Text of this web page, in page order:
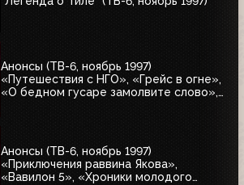
Анонсы (ТВ-6, ноябрь 1997)
«Путешествия с НГО», «Грейс в огне»,
«О бедном гусаре замолвите слово»,
Анонсы (ТВ-6, ноябрь 1997)
«Приключения раввина Якова»,
«Вавилон 5», «Хроники молодого